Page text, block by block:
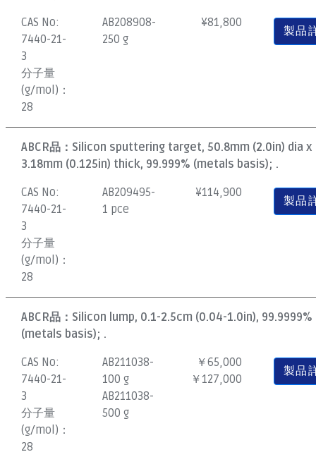
CAS No:
7440-21-
3
分子量
(g/mol)：
28
AB208908-
250 g
¥81,800
製品
ABCR品： Silicon sputtering target, 50.8mm (2.0in) dia x
3.18mm (0.125in) thick, 99.999% (metals basis); .
CAS No:
7440-21-
3
分子量
(g/mol)：
28
AB209495-
1 pce
¥114,900
製品
ABCR品： Silicon lump, 0.1-2.5cm (0.04-1.0in), 99.9999%
(metals basis); .
CAS No:
7440-21-
3
分子量
(g/mol)：
28
AB211038-
100 g
AB211038-
500 g
￥65,000
￥127,000
製品